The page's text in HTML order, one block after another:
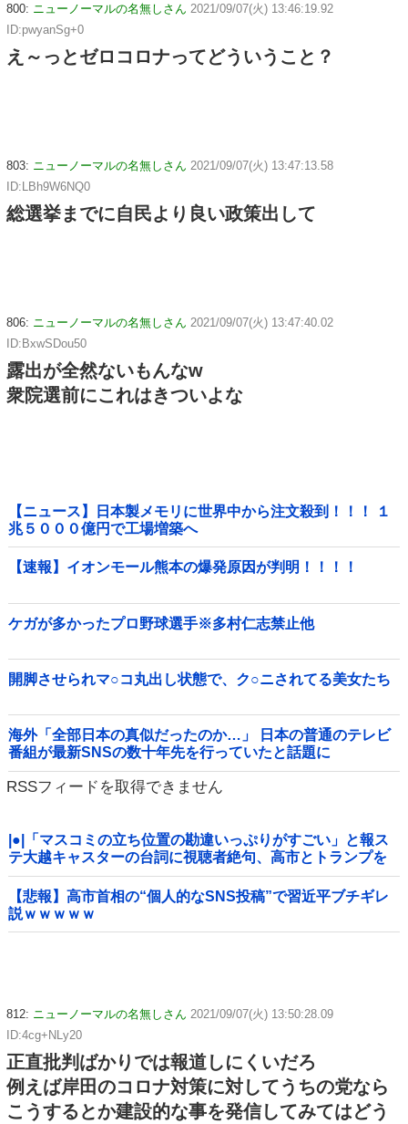
800: ニューノーマルの名無しさん 2021/09/07(火) 13:46:19.92
ID:pwyanSg+0
え～っとゼロコロナってどういうこと？
803: ニューノーマルの名無しさん 2021/09/07(火) 13:47:13.58
ID:LBh9W6NQ0
総選挙までに自民より良い政策出して
806: ニューノーマルの名無しさん 2021/09/07(火) 13:47:40.02
ID:BxwSDou50
露出が全然ないもんなw
衆院選前にこれはきついよな
【ニュース】日本製メモリに世界中から注文殺到！！！ １
兆５０００億円で工場増築へ
【速報】イオンモール熊本の爆発原因が判明！！！！
ケガが多かったプロ野球選手※多村仁志禁止他
開脚させられマ○コ丸出し状態で、ク○ニされてる美女たち
海外「全部日本の真似だったのか…」 日本の普通のテレビ
番組が最新SNSの数十年先を行っていたと話題に
RSSフィードを取得できません
|●|「マスコミの立ち位置の勘違いっぷりがすごい」と報ス
テ大越キャスターの台詞に視聴者絶句、高市とトランプを
同列視させようという思惑がひしひしと
【悲報】高市首相の“個人的なSNS投稿”で習近平ブチギレ
説ｗｗｗｗｗ
812: ニューノーマルの名無しさん 2021/09/07(火) 13:50:28.09
ID:4cg+NLy20
正直批判ばかりでは報道しにくいだろ
例えば岸田のコロナ対策に対してうちの党なら
こうするとか建設的な事を発信してみてはどう